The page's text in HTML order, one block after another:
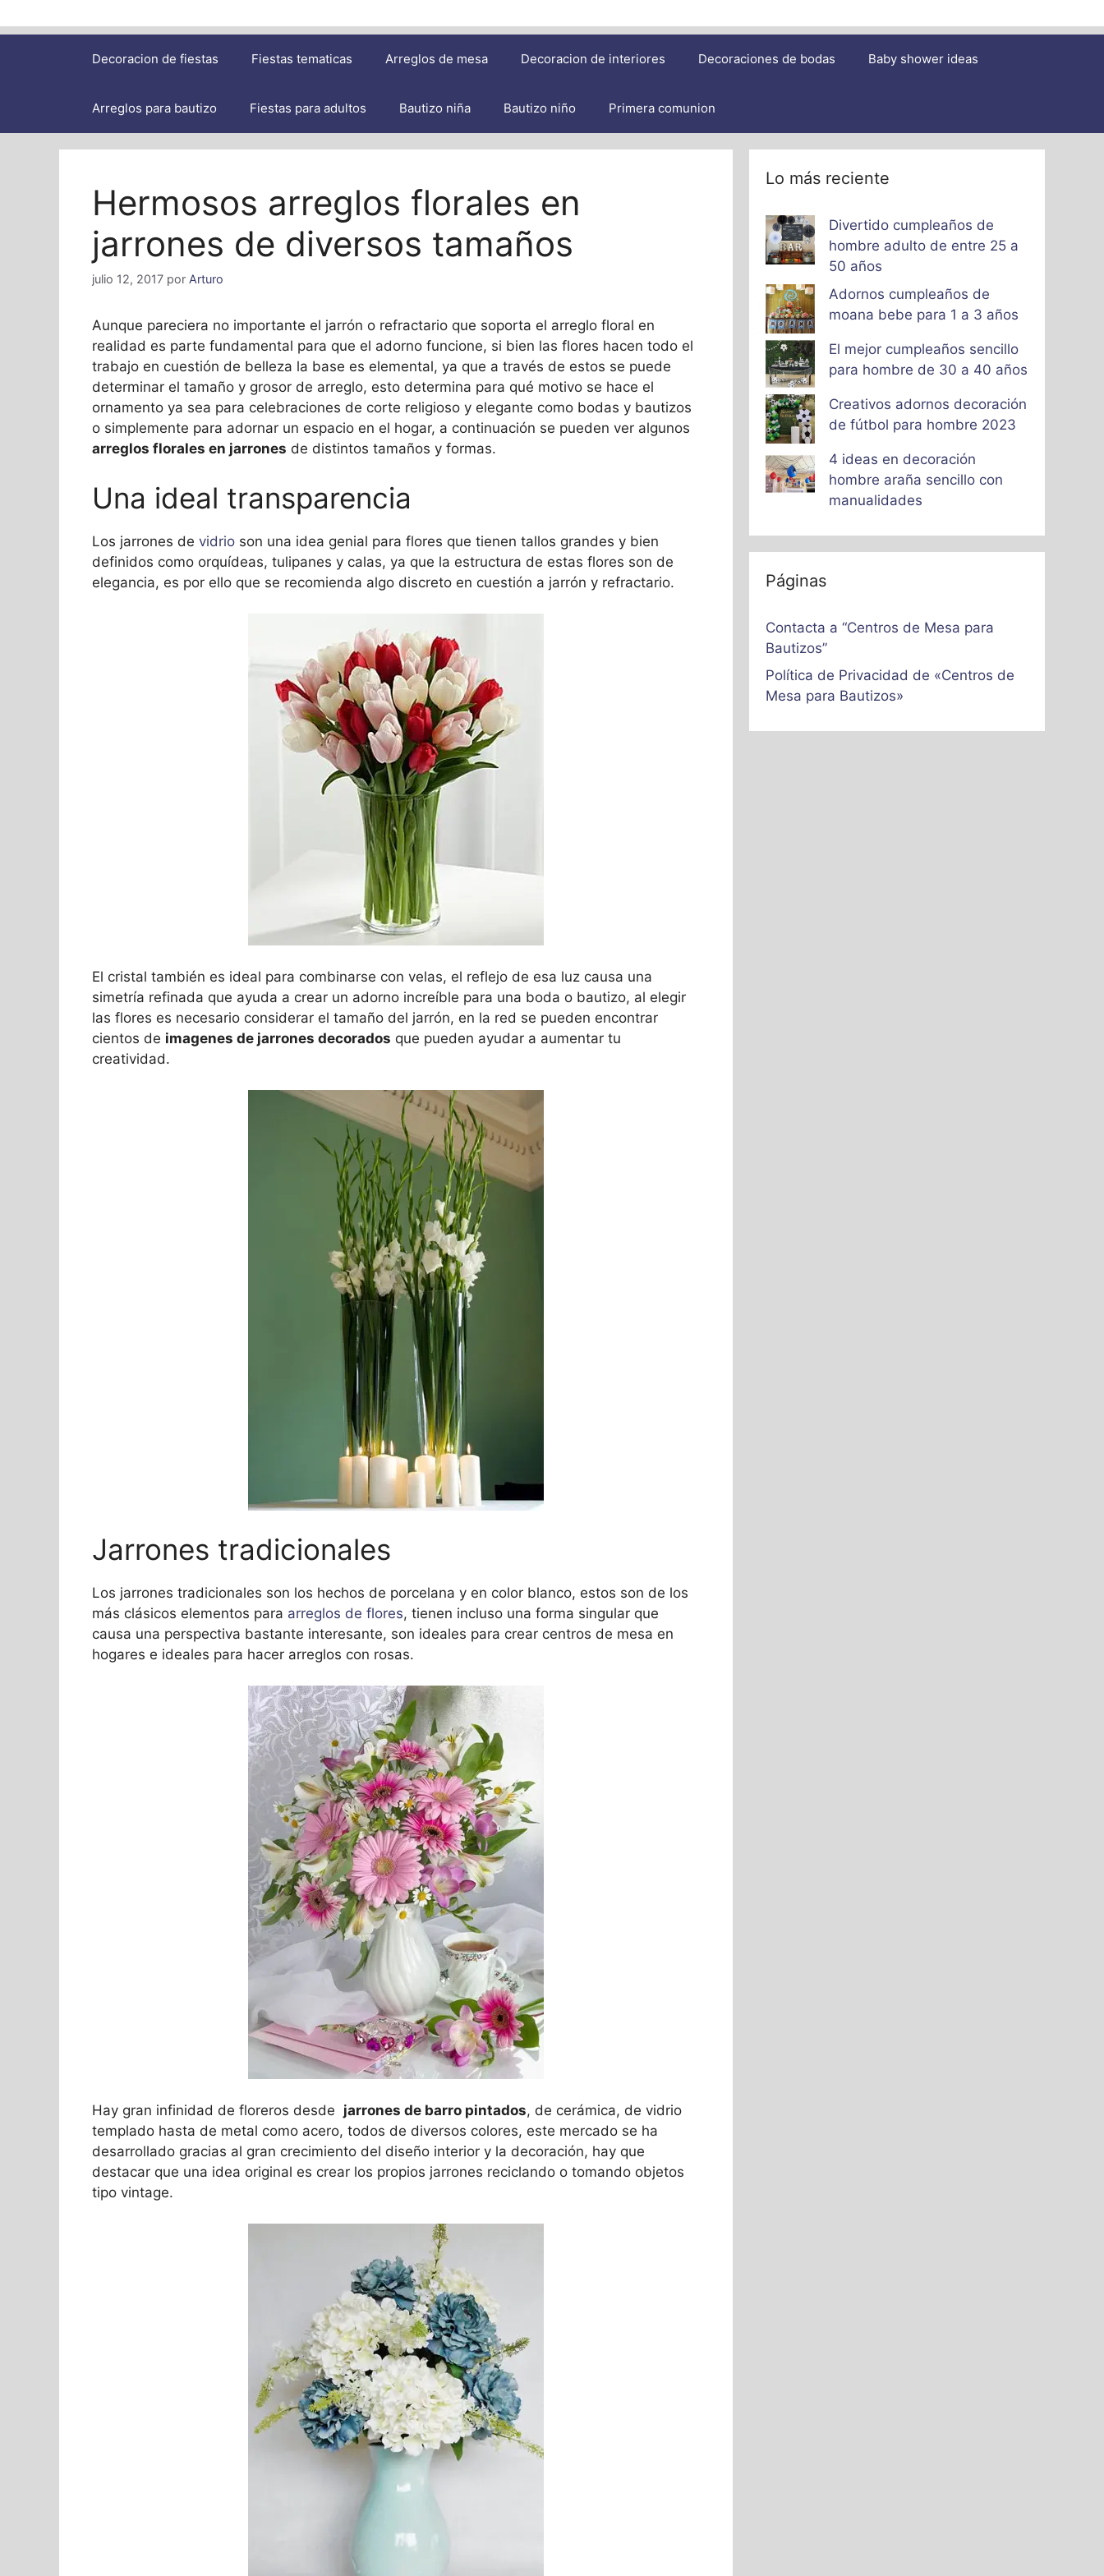
Decoracion de fiestas Fiestas tematicas Arreglos de mesa Decoracion de interiores Decoraciones de bodas Baby shower ideas
Arreglos para bautizo Fiestas para adultos Bautizo niña Bautizo niño Primera comunion
Hermosos arreglos florales en
jarrones de diversos tamaños
julio 12, 2017 por Arturo
Aunque pareciera no importante el jarrón o refractario que soporta el arreglo floral en
realidad es parte fundamental para que el adorno funcione, si bien las flores hacen todo el
trabajo en cuestión de belleza la base es elemental, ya que a través de estos se puede
determinar el tamaño y grosor de arreglo, esto determina para qué motivo se hace el
ornamento ya sea para celebraciones de corte religioso y elegante como bodas y bautizos
o simplemente para adornar un espacio en el hogar, a continuación se pueden ver algunos
arreglos florales en jarrones de distintos tamaños y formas.
Una ideal transparencia
Los jarrones de vidrio son una idea genial para flores que tienen tallos grandes y bien
definidos como orquídeas, tulipanes y calas, ya que la estructura de estas flores son de
elegancia, es por ello que se recomienda algo discreto en cuestión a jarrón y refractario.
El cristal también es ideal para combinarse con velas, el reflejo de esa luz causa una
simetría refinada que ayuda a crear un adorno increíble para una boda o bautizo, al elegir
las flores es necesario considerar el tamaño del jarrón, en la red se pueden encontrar
cientos de imagenes de jarrones decorados que pueden ayudar a aumentar tu
creatividad.
Jarrones tradicionales
Los jarrones tradicionales son los hechos de porcelana y en color blanco, estos son de los
más clásicos elementos para arreglos de flores, tienen incluso una forma singular que
causa una perspectiva bastante interesante, son ideales para crear centros de mesa en
hogares e ideales para hacer arreglos con rosas.
Hay gran infinidad de floreros desde jarrones de barro pintados, de cerámica, de vidrio
templado hasta de metal como acero, todos de diversos colores, este mercado se ha
desarrollado gracias al gran crecimiento del diseño interior y la decoración, hay que
destacar que una idea original es crear los propios jarrones reciclando o tomando objetos
tipo vintage.
Lo más reciente
Divertido cumpleaños de
hombre adulto de entre 25 a
50 años
Adornos cumpleaños de
moana bebe para 1 a 3 años
El mejor cumpleaños sencillo
para hombre de 30 a 40 años
Creativos adornos decoración
de fútbol para hombre 2023
4 ideas en decoración
hombre araña sencillo con
manualidades
Páginas
Contacta a “Centros de Mesa para
Bautizos”
Política de Privacidad de «Centros de
Mesa para Bautizos»